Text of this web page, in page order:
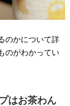
のかについて詳
のがわかってい
はお茶わん